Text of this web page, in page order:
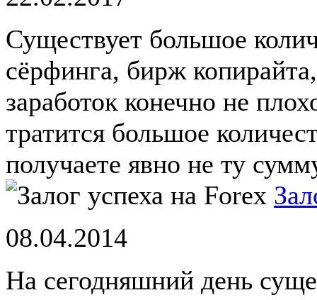
Существует большое
сёрфинга, бирж
заработок конечно не
тратится большое
получаете явно не ту
08.04.2014
На сегодняшний день